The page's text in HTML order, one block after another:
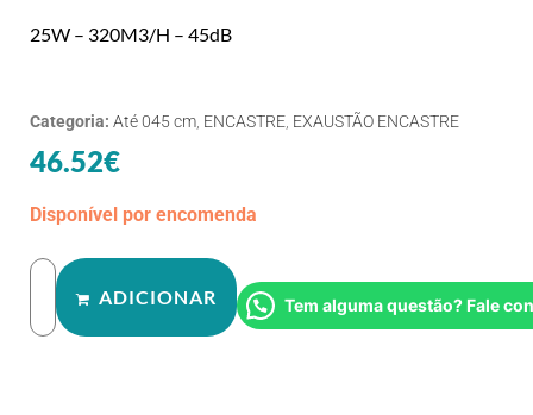
25W – 320M3/H – 45dB
Categoria: Até 045 cm ENCASTRE EXAUSTÃO ENCASTRE
46.52€
Disponível por encomenda
ADICIONAR Tem alguma questão? Fale